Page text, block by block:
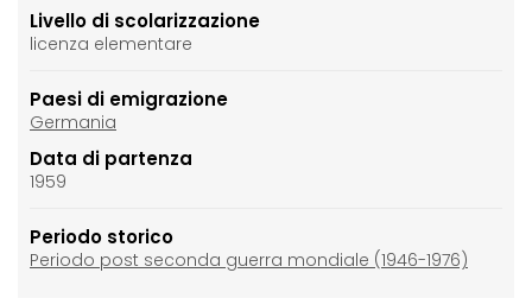
Livello di scolarizzazione
licenza elementare
Paesi di emigrazione
Germania
Data di partenza
1959
Periodo storico
Periodo post seconda guerra mondiale (1946-1976)